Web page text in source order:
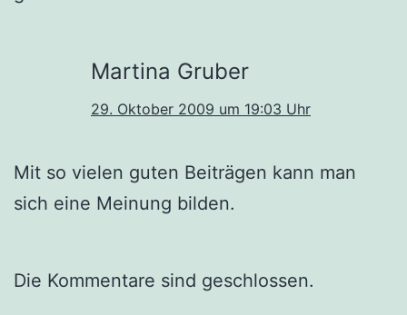
Martina Gruber
29. Oktober 2009 um 19:03 Uhr
Mit so vielen guten Beiträgen kann man
sich eine Meinung bilden.
Die Kommentare sind geschlossen.